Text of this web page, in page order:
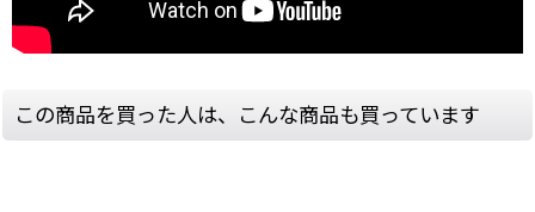
この商品を買った人は、こんな商品も買っています